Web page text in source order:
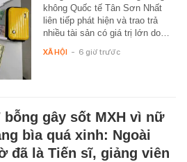
không Quốc tế Tân Sơn Nhất
liên tiếp phát hiện và trao trả
nhiều tài sản có giá trị lớn do…
XÃ HỘI - 6 giờ trước
bỗng gây sốt MXH vì nữ
bìa quá xinh: Ngoài
đã là Tiến sĩ, giảng viên